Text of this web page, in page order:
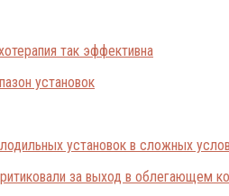
так эффективна
установок в сложных